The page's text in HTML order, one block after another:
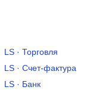
LS · Торговля
LS · Счет-фактура
LS · Банк